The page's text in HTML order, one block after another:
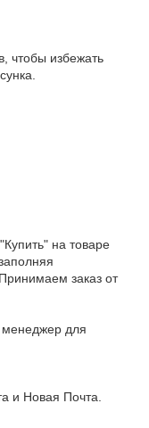
чтобы избежать
на товаре
Принимаем заказ от
менеджер для
и Новая Почта.